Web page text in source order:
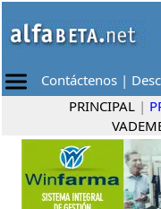
Contáctenos |
PRINCIPAL |